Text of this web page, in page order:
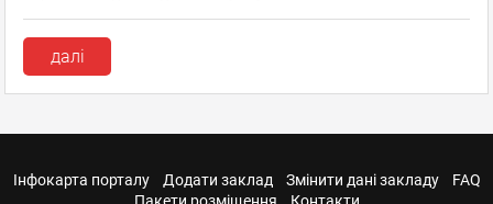
далі
Інфокарта порталу Додати заклад Змінити дані закладу
FAQ